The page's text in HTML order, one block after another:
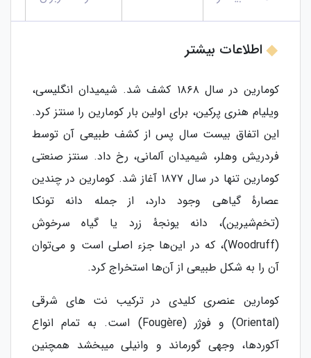
اطلاعات بیشتر
کومارین در سال ۱۸۶۸ کشف شد. شیمیدان انگلیسی،
ویلیام هنری پرکین، برای اولین بار کومارین را سنتز کرد.
این اتفاق بیست سال پس از کشف طبیعی آن توسط
فردریش وهلر، شیمیدان آلمانی، رخ داد. سنتز صنعتی
کومارین تنها در سال ۱۸۷۷ آغاز شد. کومارین در چندین
عصارهٔ گیاهی وجود دارد، از جمله دانه تونکا
(تخم‌شیرین)، دانه یونجهٔ زرد یا گیاه سرخوش
(Woodruff)، که در این‌ها جزء اصلی است و می‌توان
آن را به شکل طبیعی از آن‌ها استخراج کرد.
کومارین عنصری کلیدی در ترکیب نت های شرقی
(Oriental) و فوژر (Fougère) است. به تمام انواع
آکوردها، وجهی گورماند و وانیلی میبخشد همچنین